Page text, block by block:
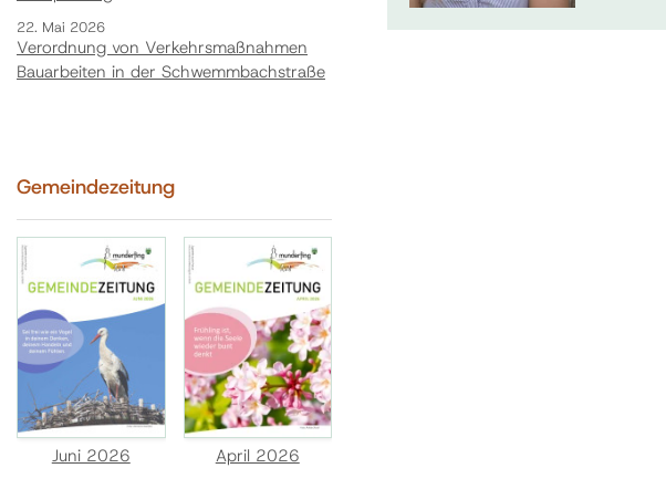
22. Mai 2026
Verordnung von Verkehrsmaßnahmen
Bauarbeiten in der Schwemmbachstraße
Gemeindezeitung
Juni 2026 April 2026